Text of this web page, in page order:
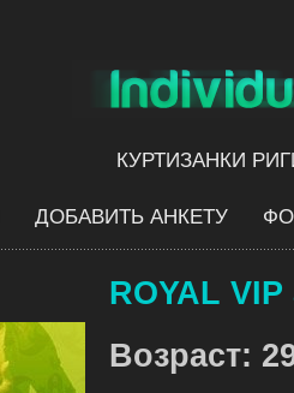
КУРТИЗАНКИ
ДОБАВИТЬ АНКЕТУ
ROYAL
Возраст: